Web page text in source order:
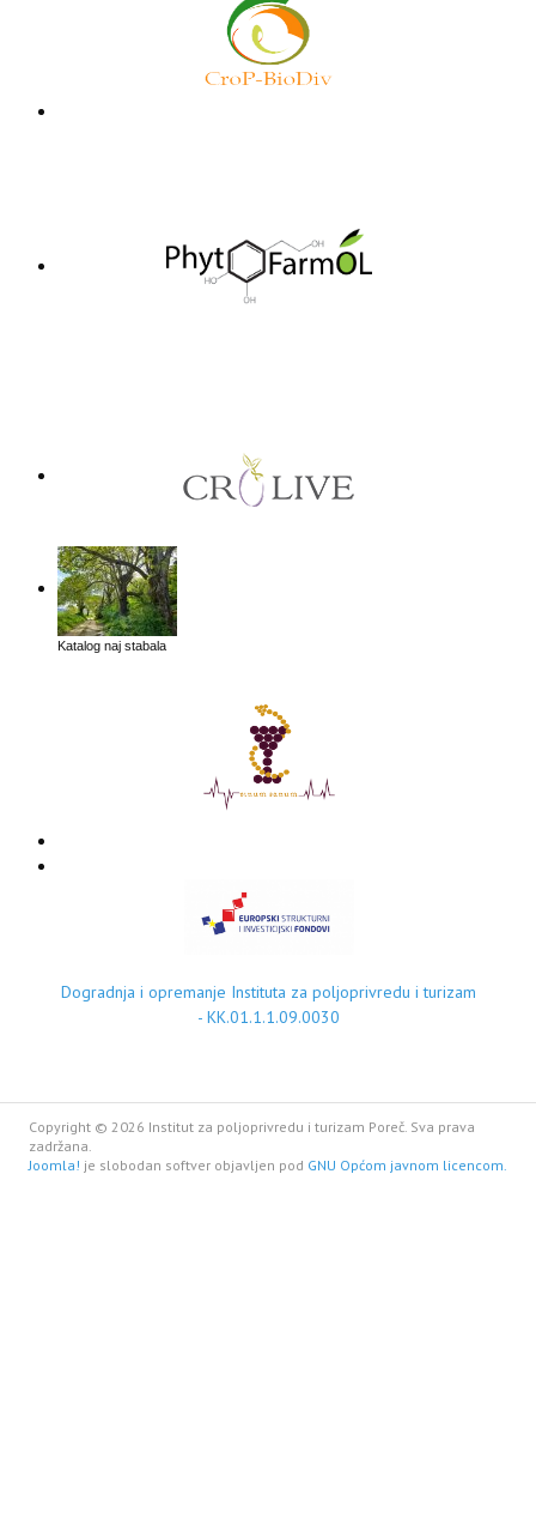
Katalog naj stabala
Dogradnja i opremanje Instituta za poljoprivredu i turizam
- KK.01.1.1.09.0030
Copyright © 2026 Institut za poljoprivredu i turizam Poreč. Sva prava
zadržana.
Joomla! je slobodan softver objavljen pod GNU Općom javnom licencom.